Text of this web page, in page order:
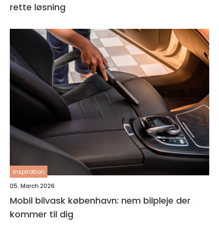
rette løsning
inspiration
05. March 2026
Mobil bilvask københavn: nem bilpleje der
kommer til dig